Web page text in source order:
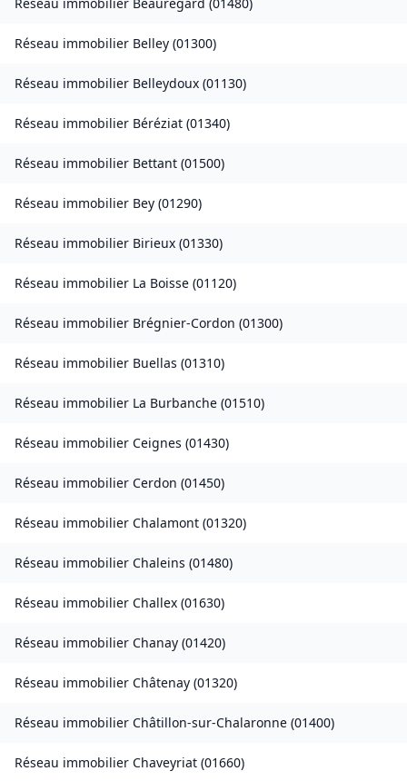
Réseau immobilier Beauregard (01480)
Réseau immobilier Belley (01300)
Réseau immobilier Belleydoux (01130)
Réseau immobilier Béréziat (01340)
Réseau immobilier Bettant (01500)
Réseau immobilier Bey (01290)
Réseau immobilier Birieux (01330)
Réseau immobilier La Boisse (01120)
Réseau immobilier Brégnier-Cordon (01300)
Réseau immobilier Buellas (01310)
Réseau immobilier La Burbanche (01510)
Réseau immobilier Ceignes (01430)
Réseau immobilier Cerdon (01450)
Réseau immobilier Chalamont (01320)
Réseau immobilier Chaleins (01480)
Réseau immobilier Challex (01630)
Réseau immobilier Chanay (01420)
Réseau immobilier Châtenay (01320)
Réseau immobilier Châtillon-sur-Chalaronne (01400)
Réseau immobilier Chaveyriat (01660)